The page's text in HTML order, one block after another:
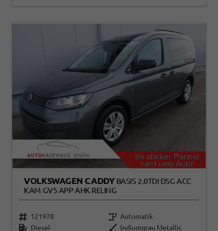
VOLKSWAGEN CADDY BASIS 2.0TDI DSG ACC
KAM GV5 APP AHK RELING
121978
Automatik
Diesel
Indiumgrau Metallic